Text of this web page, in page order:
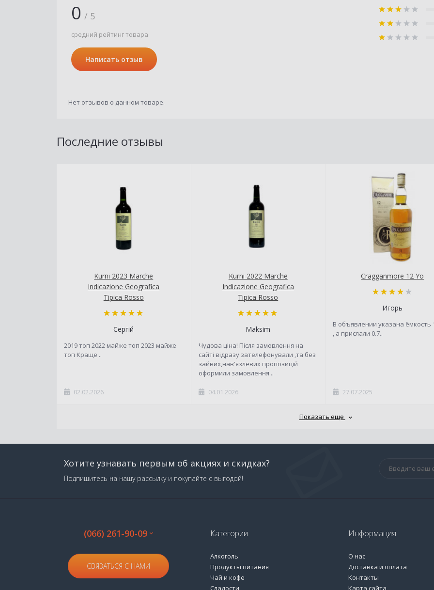
0 / 5
средний рейтинг товара
Написать отзыв
Нет отзывов о данном товаре.
Последние отзывы
Kurni 2023 Marche
Indicazione Geografica
Tipica Rosso
Сергій
2019 топ 2022 майже топ 2023 майже
топ Краще ..
02.02.2026
Kurni 2022 Marche
Indicazione Geografica
Tipica Rosso
Maksim
Чудова ціна! Після замовлення на
сайті відразу зателефонували ,та без
зайвих,нав'язлевих пропозицій
оформили замовлення ..
04.01.2026
Cragganmore 12 Yo
Игорь
В объявлении указана ёмкость
, а прислали 0.7..
27.07.2025
Показать еще
Хотите узнавать первым об акциях и скидках?
Подпишитесь на нашу рассылку и покупайте с выгодой!
(066) 261-90-09
СВЯЗАТЬСЯ С НАМИ
Категории
Алкоголь
Продукты питания
Чай и кофе
Сладости
Информация
О нас
Доставка и оплата
Контакты
Карта сайта